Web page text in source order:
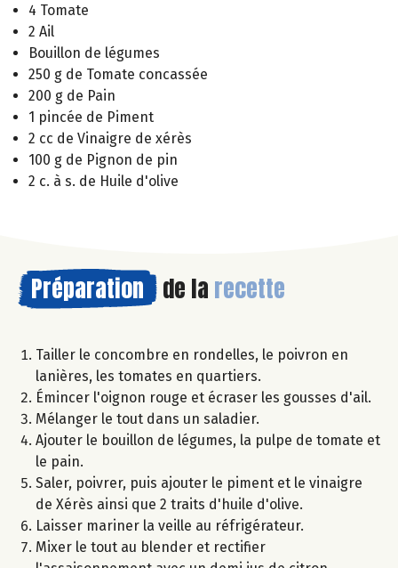
4 Tomate
2 Ail
Bouillon de légumes
250 g de Tomate concassée
200 g de Pain
1 pincée de Piment
2 cc de Vinaigre de xérès
100 g de Pignon de pin
2 c. à s. de Huile d'olive
Préparation de la recette
Tailler le concombre en rondelles, le poivron en
lanières, les tomates en quartiers.
Émincer l'oignon rouge et écraser les gousses d'ail.
Mélanger le tout dans un saladier.
Ajouter le bouillon de légumes, la pulpe de tomate et
le pain.
Saler, poivrer, puis ajouter le piment et le vinaigre
de Xérès ainsi que 2 traits d'huile d'olive.
Laisser mariner la veille au réfrigérateur.
Mixer le tout au blender et rectifier